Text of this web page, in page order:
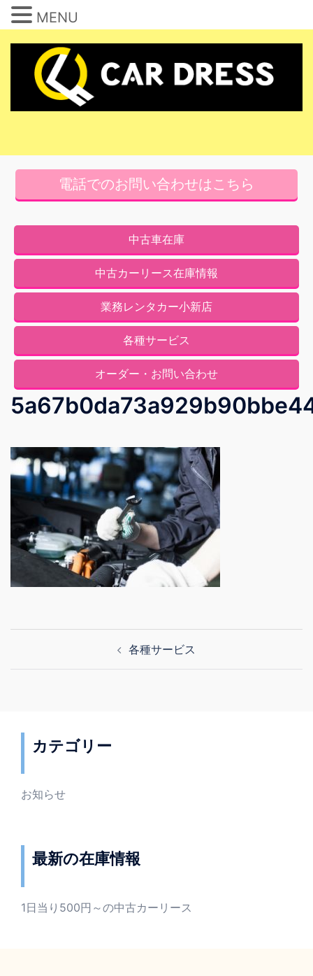
電話でのお問い合わせはこちら
中古車在庫
中古カーリース在庫情報
業務レンタカー小新店
各種サービス
オーダー・お問い合わせ
ー
ョ
ン
各種サービス
カテゴリー
お知らせ
最新の在庫情報
1日当り500円～の中古カーリース
MENU